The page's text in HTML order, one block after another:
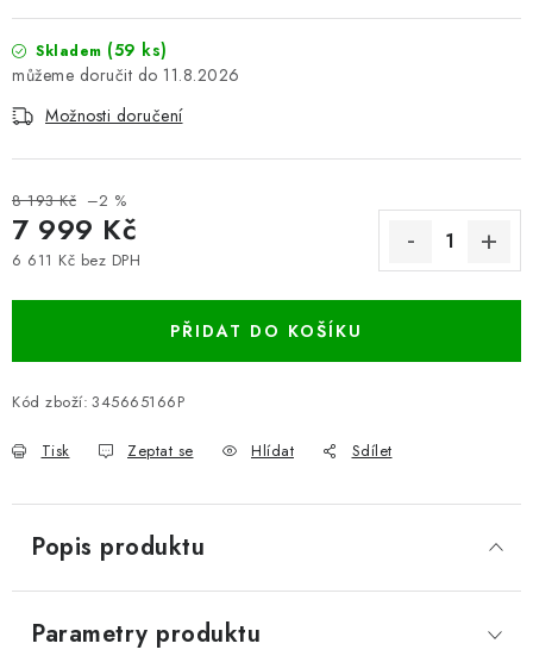
Skladem (59 ks)
11.8.2026
Možnosti doručení
8 193 Kč –2 %
7 999 Kč
6 611 Kč bez DPH
PŘIDAT DO KOŠÍKU
Kód zboží: 345665166P
Tisk Zeptat se Hlídat Sdílet
Popis produktu
Parametry produktu